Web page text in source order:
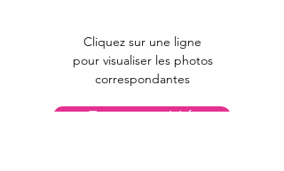
Cliquez sur une ligne
pour visualiser les photos
correspondantes
Toutes nos activités